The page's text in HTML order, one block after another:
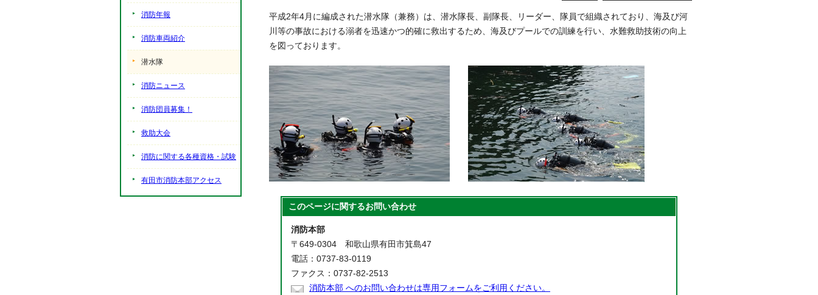
平成2年4月に編成された潜水隊（兼務）は、潜水隊長、副隊長、リーダー、隊員で組織されており、海及び河
川等の事故における溺者を迅速かつ的確に救出するため、海及びプールでの訓練を行い、水難救助技術の向上
を図っております。
このページに関するお問い合わせ
消防本部
〒649-0304 和歌山県有田市箕島47
電話：0737-83-0119
ファクス：0737-82-2513
消防本部 へのお問い合わせは専用フォームをご利用ください。
消防年報
消防車両紹介
潜水隊
消防ニュース
消防団員募集！
救助大会
消防に関する各種資格・試験
有田市消防本部アクセス